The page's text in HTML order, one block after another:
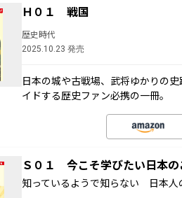
Ｈ０１ 戦国
歴史時代
2025.10.23 発売
日本の城や古戦場、武将ゆかりの
イドする歴史ファン必携の一冊。
Ｓ０１ 今こそ学びたい日本の
知っているようで知らない 日本人